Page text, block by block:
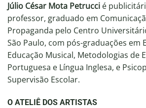
Júlio César Mota Petrucci é
professor, graduado em
Propaganda pelo Centro
São Paulo, com pós-graduações em
Educação Musical, Metodologias de
Portuguesa e Língua Inglesa, e
Supervisão Escolar.
O ATELIÊ DOS ARTISTAS